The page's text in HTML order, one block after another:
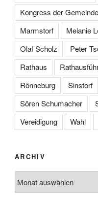
Kongress der
Marmstorf
Melanie
Olaf Scholz
Peter
Rathaus
Rönneburg
Sinstorf
Sören Schumacher
Vereidigung
Wahl
ARCHIV